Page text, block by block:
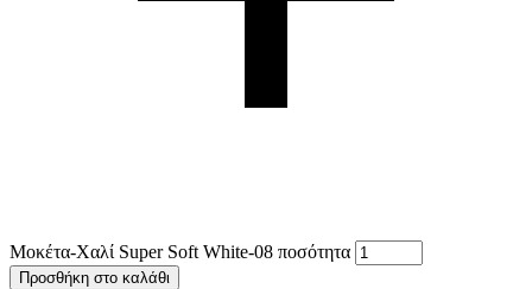
Μοκέτα-Χαλί Super Soft White-08 ποσότητα
Προσθήκη στο καλάθι